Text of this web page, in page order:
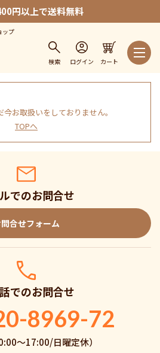
円以上で送料無料
ップ
検索 ログイン カート
お取扱いをしておりません。
TOPへ
でのお問合せ
合せフォーム
でのお問合せ
8969-72
〜17:00/日曜定休）